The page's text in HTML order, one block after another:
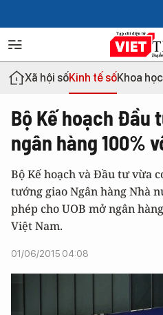
Xã hội sốKinh tế sốKhoa
Bộ Kế hoạch Đầu
ngân hàng 100%
Bộ Kế hoạch và Đầu tư vừa
tướng giao Ngân hàng Nhà
phép cho UOB mở ngân
Việt Nam.
01/06/2015 04:08